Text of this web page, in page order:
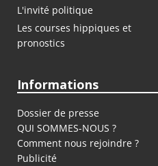
L'invité politique
Les courses hippiques et
pronostics
Informations
Dossier de presse
QUI SOMMES-NOUS ?
Comment nous rejoindre ?
Publicité